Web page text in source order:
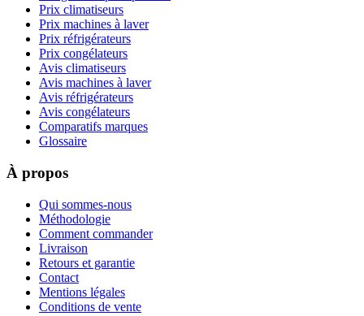
Prix climatiseurs
Prix machines à laver
Prix réfrigérateurs
Prix congélateurs
Avis climatiseurs
Avis machines à laver
Avis réfrigérateurs
Avis congélateurs
Comparatifs marques
Glossaire
À propos
Qui sommes-nous
Méthodologie
Comment commander
Livraison
Retours et garantie
Contact
Mentions légales
Conditions de vente